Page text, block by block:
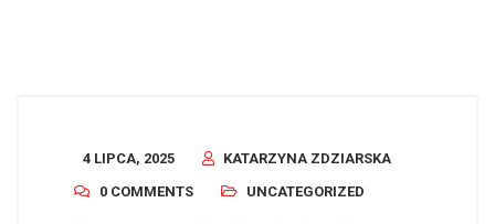
4 LIPCA, 2025
KATARZYNA ZDZIARSKA
0 COMMENTS
UNCATEGORIZED